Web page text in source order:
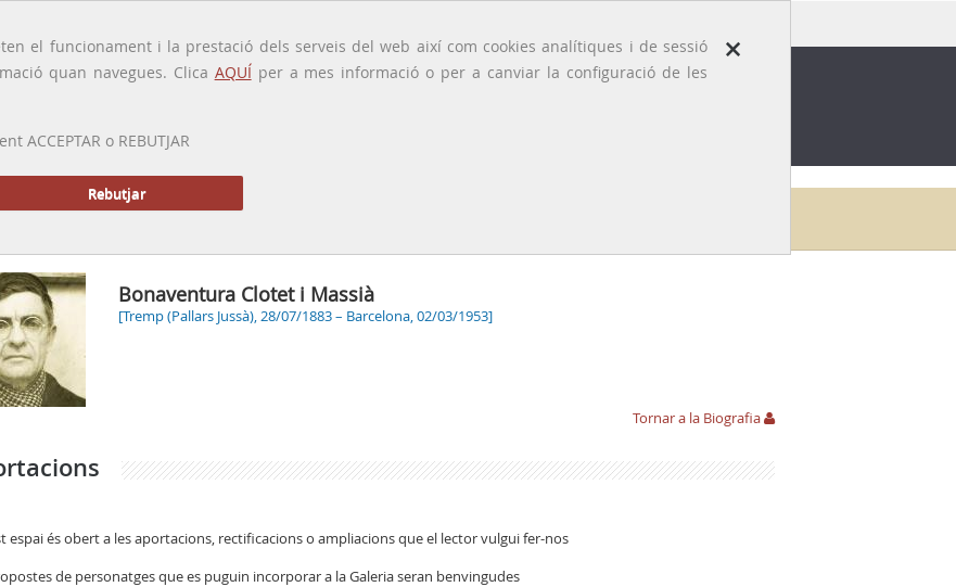
×
el funcionament i la prestació dels serveis del web així com cookies analítiques i de sessió
quan navegues. Clica AQUÍper a mes informació o per a canviar la configuració de les
ACCEPTAR o REBUTJAR
Rebutjar
GALERIA
Bonaventura Clotet i Massià
[Tremp (Pallars Jussà), 28/07/1883 – Barcelona, 02/03/1953]
Tornar a la Biografia
espai és obert a les aportacions, rectificacions o ampliacions que el lector vulgui fer-nos
de personatges que es puguin incorporar a la Galeria seran benvingudes